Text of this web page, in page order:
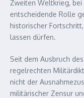
Zweiten Weltkrieg,
entscheidende Rolle
historischer
lassen dürfen.
Seit dem Ausbruch
regelrechten
nicht der
militärischer Zensur